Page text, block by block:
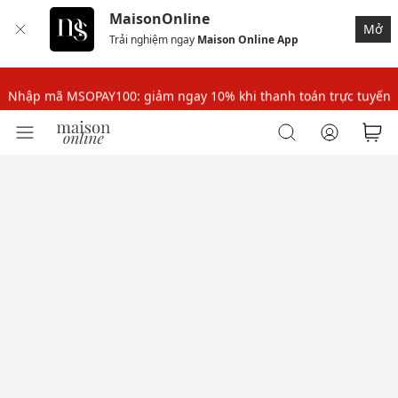
MaisonOnline
Trải nghiệm ngay Maison Online App
Mở
Nhập mã MSOPAY100: giảm ngay 10% khi thanh toán trực tuyến
Nhập mã: MSOXINCHAO - Giảm 10% đơn đầu cho thành viên mới!
Nhập mã MSOPAY100: giảm ngay 10% khi thanh toán trực tuyến
Nhập mã: MSOXINCHAO - Giảm 10% đơn đầu cho thành viên mới!